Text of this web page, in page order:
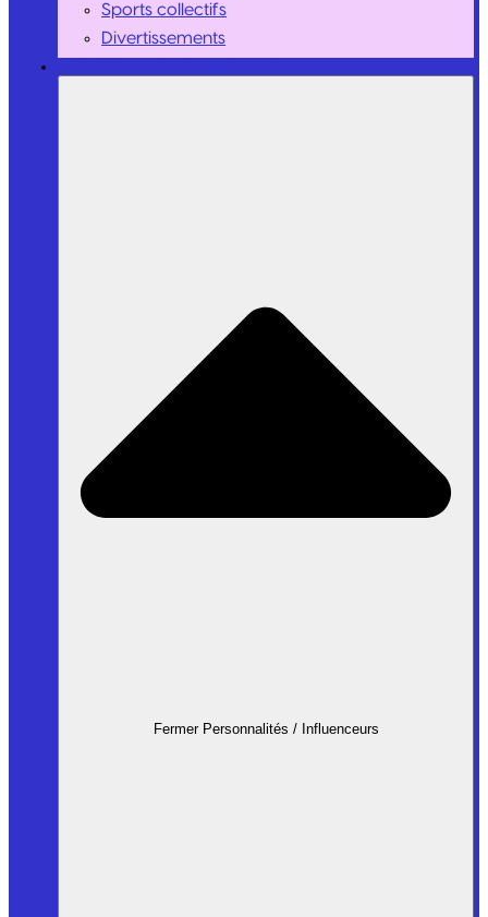
Sports collectifs
Divertissements
Fermer Personnalités / Influenceurs